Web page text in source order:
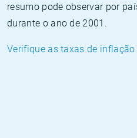
resumo pode observar por
durante o ano de 2001.
Verifique as taxas de